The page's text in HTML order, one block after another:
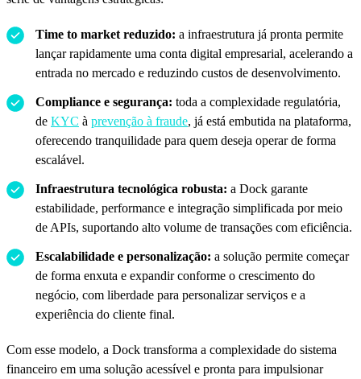
Time to market reduzido: a infraestrutura já pronta permite
lançar rapidamente uma conta digital empresarial, acelerando a
entrada no mercado e reduzindo custos de desenvolvimento.
Compliance e segurança: toda a complexidade regulatória,
de KYC à prevenção à fraude, já está embutida na plataforma,
oferecendo tranquilidade para quem deseja operar de forma
escalável.
Infraestrutura tecnológica robusta: a Dock garante
estabilidade, performance e integração simplificada por meio
de APIs, suportando alto volume de transações com eficiência.
Escalabilidade e personalização: a solução permite começar
de forma enxuta e expandir conforme o crescimento do
negócio, com liberdade para personalizar serviços e a
experiência do cliente final.
Com esse modelo, a Dock transforma a complexidade do sistema
financeiro em uma solução acessível e pronta para impulsionar